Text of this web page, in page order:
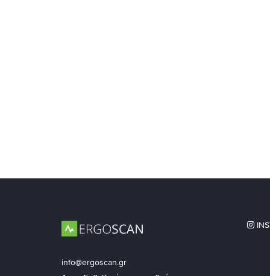
info@ergoscan.gr